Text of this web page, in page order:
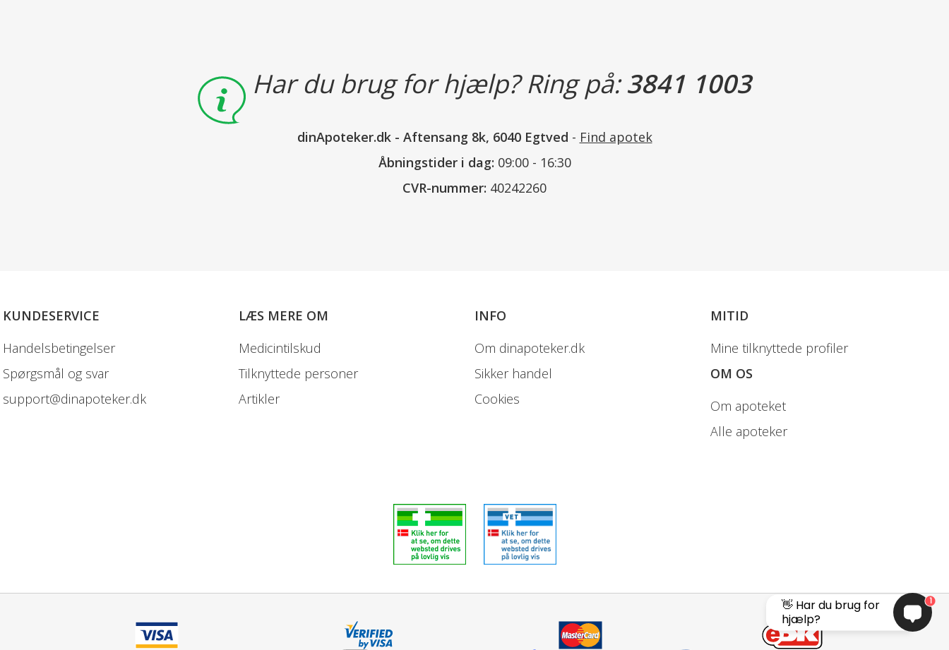
Klassificeret som
Læs mere
Har du brug for hjælp? Ring på:3841 1003
dinApoteker.dk- Aftensang 8k, 6040 Egtved - Find apotek
Åbningstider i dag: 09:00 - 16:30
CVR-nummer: 40242260
KUNDESERVICE
Handelsbetingelser
Spørgsmål og svar
support@dinapoteker.dk
LÆS MERE OM
Medicintilskud
Tilknyttede personer
Artikler
INFO
Om dinapoteker.dk
Sikker handel
Cookies
MITID
Mine tilknyttede profiler
OM OS
Om apoteket
Alle apoteker
👋 Har du brug for
hjælp?
1